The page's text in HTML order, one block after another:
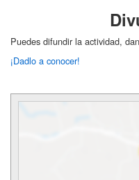
Puedes difundir la actividad,
¡Dadlo a conocer!